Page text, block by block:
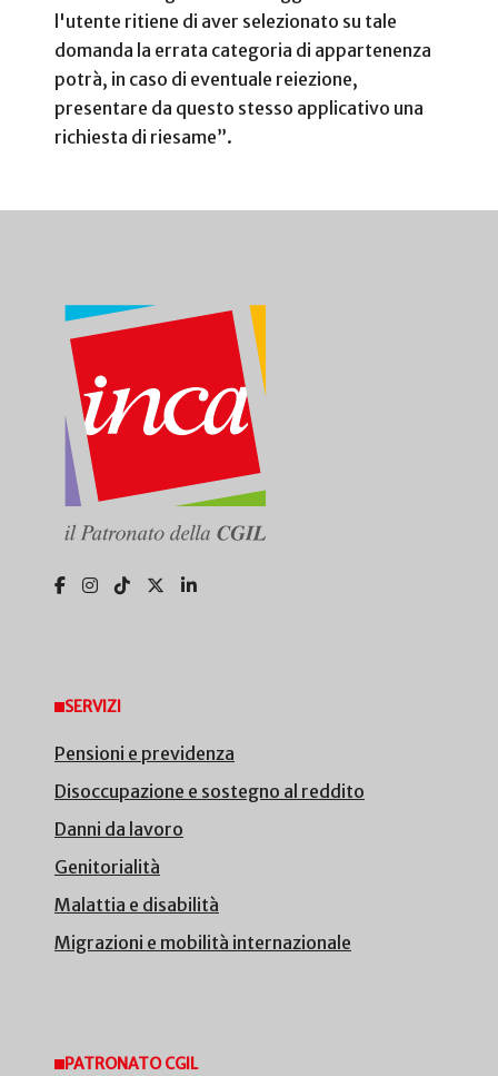
l'utente ritiene di aver selezionato su tale
domanda la errata categoria di appartenenza
potrà, in caso di eventuale reiezione,
presentare da questo stesso applicativo una
richiesta di riesame”.
SERVIZI
Pensioni e previdenza
Disoccupazione e sostegno al reddito
Danni da lavoro
Genitorialità
Malattia e disabilità
Migrazioni e mobilità internazionale
PATRONATO CGIL